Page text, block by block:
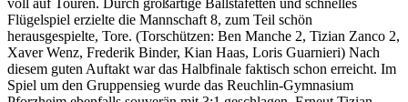
Flügelspiel erzielte die Mannschaft 8, zum Teil schön
herausgespielte, Tore. (Torschützen: Ben Manche 2, Tizian Zanco 2,
Xaver Wenz, Frederik Binder, Kian Haas, Loris Guarnieri) Nach
diesem guten Auftakt war das Halbfinale faktisch schon erreicht. Im
Spiel um den Gruppensieg wurde das Reuchlin-Gymnasium